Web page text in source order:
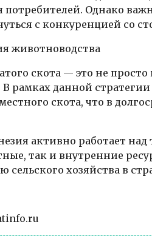
потребителей. Однако
с конкуренцией со
животноводства
скота — это не
рамках данной
скота, что в
активно работает
так и внутренние
сельского хозяйства в